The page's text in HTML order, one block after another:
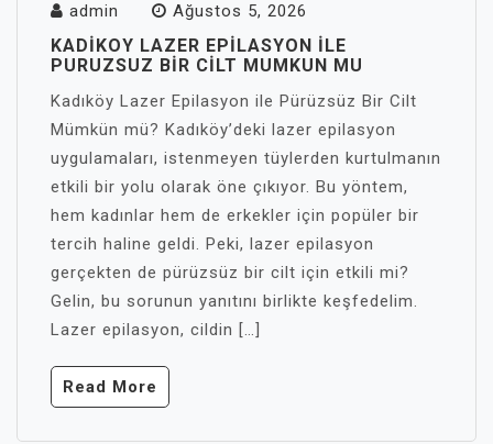
admin Ağustos 5, 2026
KADIKOY LAZER EPILASYON İLE
PURUZSUZ BIR CILT MUMKUN MU
Kadıköy Lazer Epilasyon ile Pürüzsüz Bir Cilt
Mümkün mü? Kadıköy’deki lazer epilasyon
uygulamaları, istenmeyen tüylerden kurtulmanın
etkili bir yolu olarak öne çıkıyor. Bu yöntem,
hem kadınlar hem de erkekler için popüler bir
tercih haline geldi. Peki, lazer epilasyon
gerçekten de pürüzsüz bir cilt için etkili mi?
Gelin, bu sorunun yanıtını birlikte keşfedelim.
Lazer epilasyon, cildin […]
Read More